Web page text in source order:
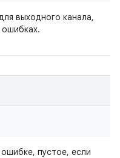
выходного канала,
пустое, если